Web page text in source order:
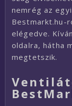
nemrég az
Bestmarkt.hu-
elégedve.
oldalra, hátha
megtetszik.